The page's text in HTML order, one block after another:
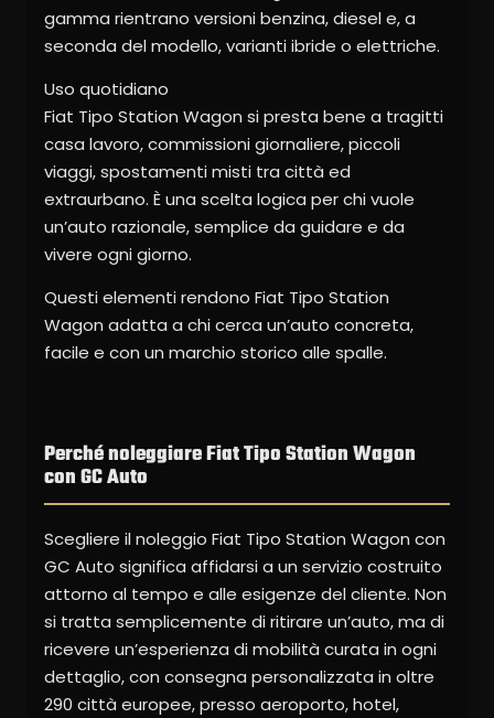
gamma rientrano versioni benzina, diesel e, a
seconda del modello, varianti ibride o elettriche.
Uso quotidiano
Fiat Tipo Station Wagon si presta bene a tragitti
casa lavoro, commissioni giornaliere, piccoli
viaggi, spostamenti misti tra città ed
extraurbano. È una scelta logica per chi vuole
un’auto razionale, semplice da guidare e da
vivere ogni giorno.
Questi elementi rendono Fiat Tipo Station
Wagon adatta a chi cerca un’auto concreta,
facile e con un marchio storico alle spalle.
Perché noleggiare Fiat Tipo Station Wagon
con GC Auto
Scegliere il noleggio Fiat Tipo Station Wagon con
GC Auto significa affidarsi a un servizio costruito
attorno al tempo e alle esigenze del cliente. Non
si tratta semplicemente di ritirare un’auto, ma di
ricevere un’esperienza di mobilità curata in ogni
dettaglio, con consegna personalizzata in oltre
290 città europee, presso aeroporto, hotel,